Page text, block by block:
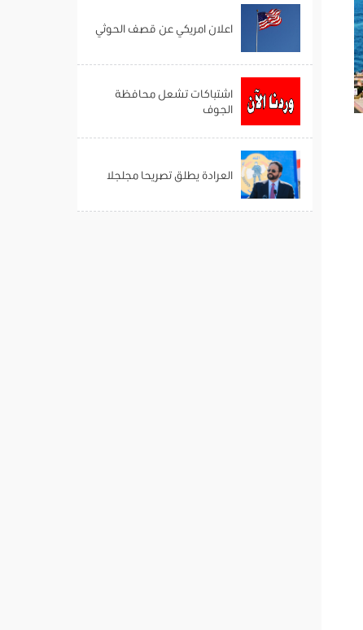
اعلان امريكي عن قصف الحوثي
اشتباكات تشعل محافظة
الجوف
العرادة يطلق تصريحا مجلجلا